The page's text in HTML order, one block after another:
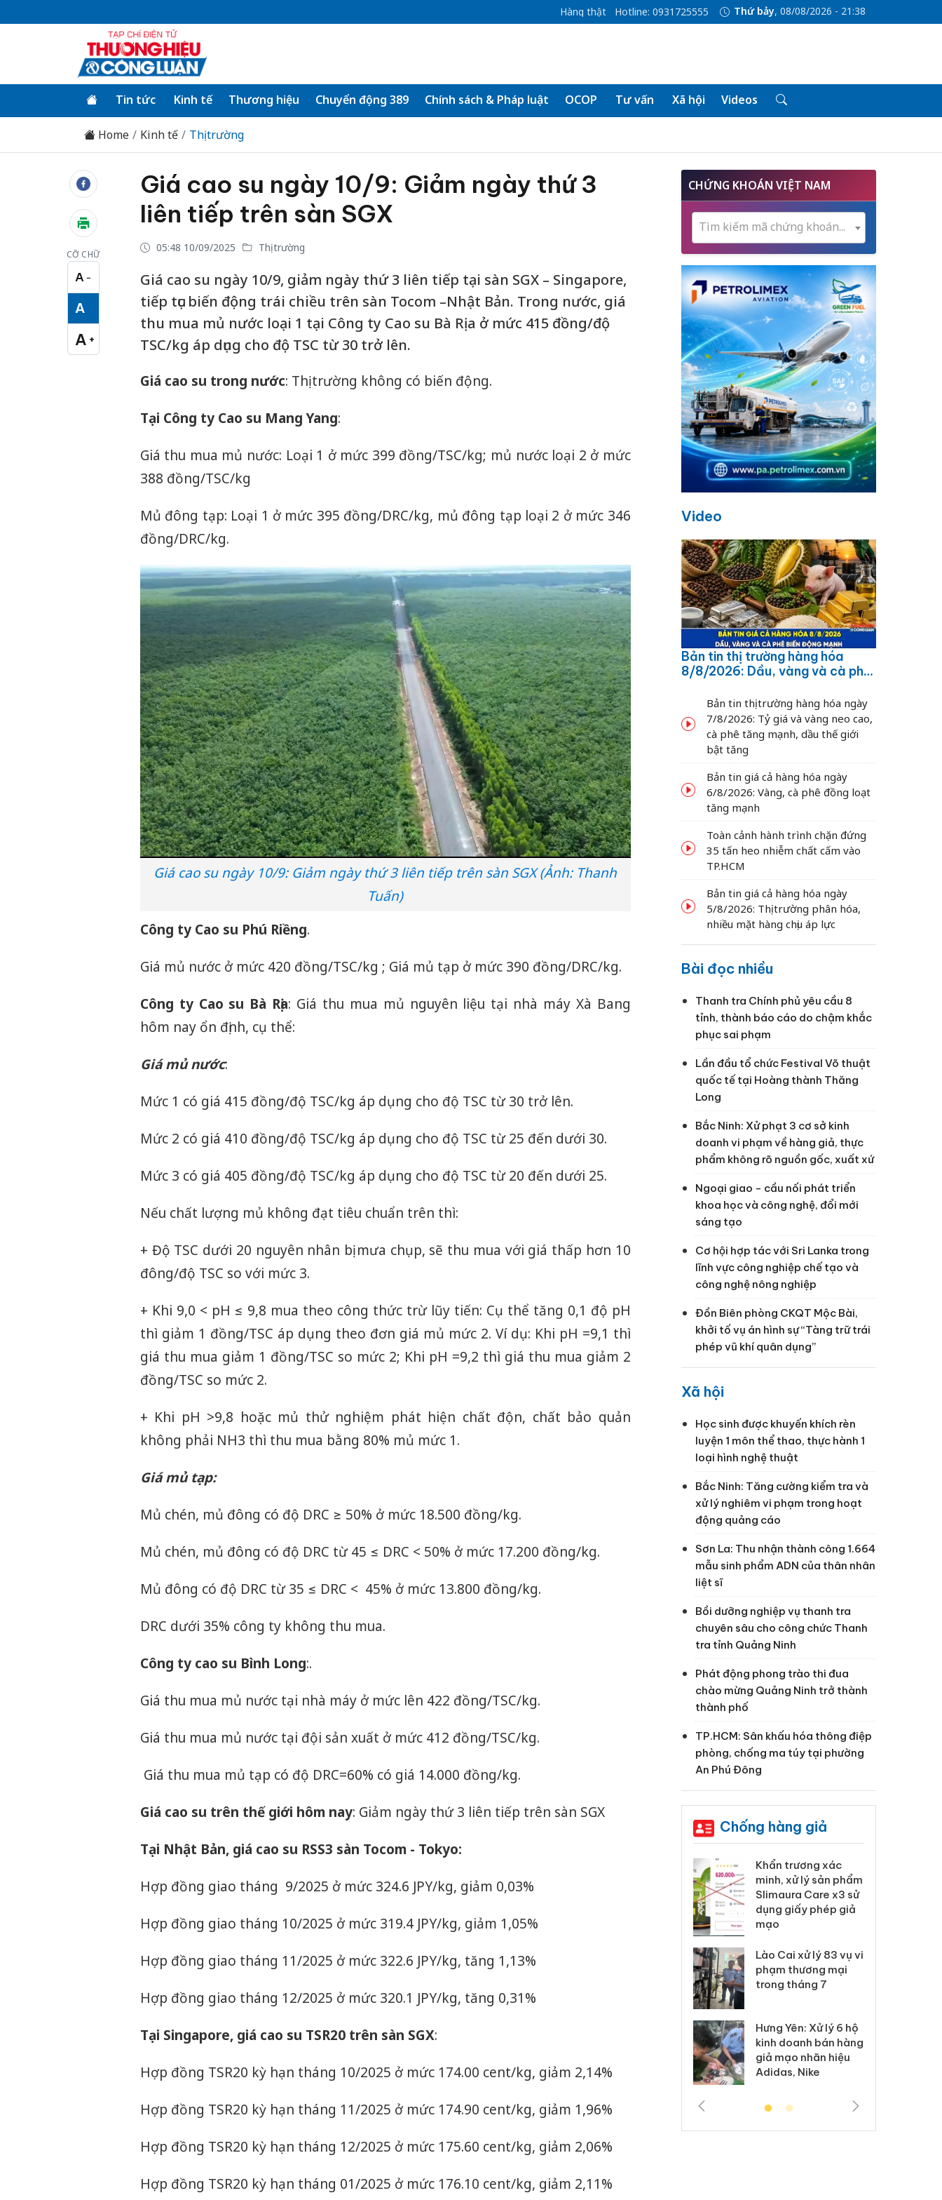
Hàng thật Hotline: 0931725555 Thứ bảy, 08/08/2026 - 21:38
Tin tức Kinh tế Thương hiệu Chuyển động 389 Chính sách & Pháp luật OCOP Tư vấn Xã hội Videos
Home Kinh tế Thị trường
CỠ CHỮ
A −
Cỡ chữ nhỏ
A
Cỡ chữ vừa
A +
Cỡ chữ lớn
Giá cao su ngày 10/9: Giảm ngày thứ 3
liên tiếp trên sàn SGX
05:48 10/09/2025 Thị trường
Giá cao su ngày 10/9, giảm ngày thứ 3 liên tiếp tại sàn SGX – Singapore,
tiếp tục biến động trái chiều trên sàn Tocom –Nhật Bản. Trong nước, giá
thu mua mủ nước loại 1 tại Công ty Cao su Bà Rịa ở mức 415 đồng/độ
TSC/kg áp dụng cho độ TSC từ 30 trở lên.
Giá cao su trong nước: Thị trường không có biến động.
Tại Công ty Cao su Mang Yang:
Giá thu mua mủ nước: Loại 1 ở mức 399 đồng/TSC/kg; mủ nước loại 2 ở mức
388 đồng/TSC/kg
Mủ đông tạp: Loại 1 ở mức 395 đồng/DRC/kg, mủ đông tạp loại 2 ở mức 346
đồng/DRC/kg.
Giá cao su ngày 10/9: Giảm ngày thứ 3 liên tiếp trên sàn SGX (Ảnh: Thanh
Tuấn)
Công ty Cao su Phú Riềng.
Giá mủ nước ở mức 420 đồng/TSC/kg ; Giá mủ tạp ở mức 390 đồng/DRC/kg.
Công ty Cao su Bà Rịa: Giá thu mua mủ nguyên liệu tại nhà máy Xà Bang
hôm nay ổn định, cụ thể:
Giá mủ nước:
Mức 1 có giá 415 đồng/độ TSC/kg áp dụng cho độ TSC từ 30 trở lên.
Mức 2 có giá 410 đồng/độ TSC/kg áp dụng cho độ TSC từ 25 đến dưới 30.
Mức 3 có giá 405 đồng/độ TSC/kg áp dụng cho độ TSC từ 20 đến dưới 25.
Nếu chất lượng mủ không đạt tiêu chuẩn trên thì:
+ Độ TSC dưới 20 nguyên nhân bị mưa chụp, sẽ thu mua với giá thấp hơn 10
đông/độ TSC so với mức 3.
+ Khi 9,0 < pH ≤ 9,8 mua theo công thức trừ lũy tiến: Cụ thể tăng 0,1 độ pH
thì giảm 1 đồng/TSC áp dụng theo đơn giá mủ mức 2. Ví dụ: Khi pH =9,1 thì
giá thu mua giảm 1 đồng/TSC so mức 2; Khi pH =9,2 thì giá thu mua giảm 2
đồng/TSC so mức 2.
+ Khi pH >9,8 hoặc mủ thử nghiệm phát hiện chất độn, chất bảo quản
không phải NH3 thì thu mua bằng 80% mủ mức 1.
Giá mủ tạp:
Mủ chén, mủ đông có độ DRC ≥ 50% ở mức 18.500 đồng/kg.
Mủ chén, mủ đông có độ DRC từ 45 ≤ DRC < 50% ở mức 17.200 đồng/kg.
Mủ đông có độ DRC từ 35 ≤ DRC < 45% ở mức 13.800 đồng/kg.
DRC dưới 35% công ty không thu mua.
Công ty cao su Bình Long:.
Giá thu mua mủ nước tại nhà máy ở mức lên 422 đồng/TSC/kg.
Giá thu mua mủ nước tại đội sản xuất ở mức 412 đồng/TSC/kg.
Giá thu mua mủ tạp có độ DRC=60% có giá 14.000 đồng/kg.
Giá cao su trên thế giới hôm nay: Giảm ngày thứ 3 liên tiếp trên sàn SGX
Tại Nhật Bản, giá cao su RSS3 sàn Tocom - Tokyo:
Hợp đồng giao tháng 9/2025 ở mức 324.6 JPY/kg, giảm 0,03%
Hợp đồng giao tháng 10/2025 ở mức 319.4 JPY/kg, giảm 1,05%
Hợp đồng giao tháng 11/2025 ở mức 322.6 JPY/kg, tăng 1,13%
Hợp đồng giao tháng 12/2025 ở mức 320.1 JPY/kg, tăng 0,31%
Tại Singapore, giá cao su TSR20 trên sàn SGX:
Hợp đồng TSR20 kỳ hạn tháng 10/2025 ở mức 174.00 cent/kg, giảm 2,14%
Hợp đồng TSR20 kỳ hạn tháng 11/2025 ở mức 174.90 cent/kg, giảm 1,96%
Hợp đồng TSR20 kỳ hạn tháng 12/2025 ở mức 175.60 cent/kg, giảm 2,06%
Hợp đồng TSR20 kỳ hạn tháng 01/2025 ở mức 176.10 cent/kg, giảm 2,11%
CHỨNG KHOÁN VIỆT NAM
Tìm kiếm mã chứng khoán...
Video
Bản tin thị trường hàng hóa
8/8/2026: Dầu, vàng và cà phê
Bản tin thị trường hàng hóa ngày
7/8/2026: Tỷ giá và vàng neo cao,
cà phê tăng mạnh, dầu thế giới
bật tăng
Bản tin giá cả hàng hóa ngày
6/8/2026: Vàng, cà phê đồng loạt
tăng mạnh
Toàn cảnh hành trình chặn đứng
35 tấn heo nhiễm chất cấm vào
TP.HCM
Bản tin giá cả hàng hóa ngày
5/8/2026: Thị trường phân hóa,
nhiều mặt hàng chịu áp lực
Bài đọc nhiều
Thanh tra Chính phủ yêu cầu 8
tỉnh, thành báo cáo do chậm khắc
phục sai phạm
Lần đầu tổ chức Festival Võ thuật
quốc tế tại Hoàng thành Thăng
Long
Bắc Ninh: Xử phạt 3 cơ sở kinh
doanh vi phạm về hàng giả, thực
phẩm không rõ nguồn gốc, xuất xứ
Ngoại giao - cầu nối phát triển
khoa học và công nghệ, đổi mới
sáng tạo
Cơ hội hợp tác với Sri Lanka trong
lĩnh vực công nghiệp chế tạo và
công nghệ nông nghiệp
Đồn Biên phòng CKQT Mộc Bài,
khởi tố vụ án hình sự “Tàng trữ trái
phép vũ khí quân dụng”
Xã hội
Học sinh được khuyến khích rèn
luyện 1 môn thể thao, thực hành 1
loại hình nghệ thuật
Bắc Ninh: Tăng cường kiểm tra và
xử lý nghiêm vi phạm trong hoạt
động quảng cáo
Sơn La: Thu nhận thành công 1.664
mẫu sinh phẩm ADN của thân nhân
liệt sĩ
Bồi dưỡng nghiệp vụ thanh tra
chuyên sâu cho công chức Thanh
tra tỉnh Quảng Ninh
Phát động phong trào thi đua
chào mừng Quảng Ninh trở thành
thành phố
TP.HCM: Sân khấu hóa thông điệp
phòng, chống ma túy tại phường
An Phú Đông
Chống hàng giả
Moyuum giả
Khẩn trương xác
minh, xử lý sản phẩm
Slimaura Care x3 sử
dụng giấy phép giả
mạo
Lào Cai xử lý 83 vụ vi
phạm thương mại
trong tháng 7
Hưng Yên: Xử lý 6 hộ
kinh doanh bán hàng
giả mạo nhãn hiệu
Adidas, Nike